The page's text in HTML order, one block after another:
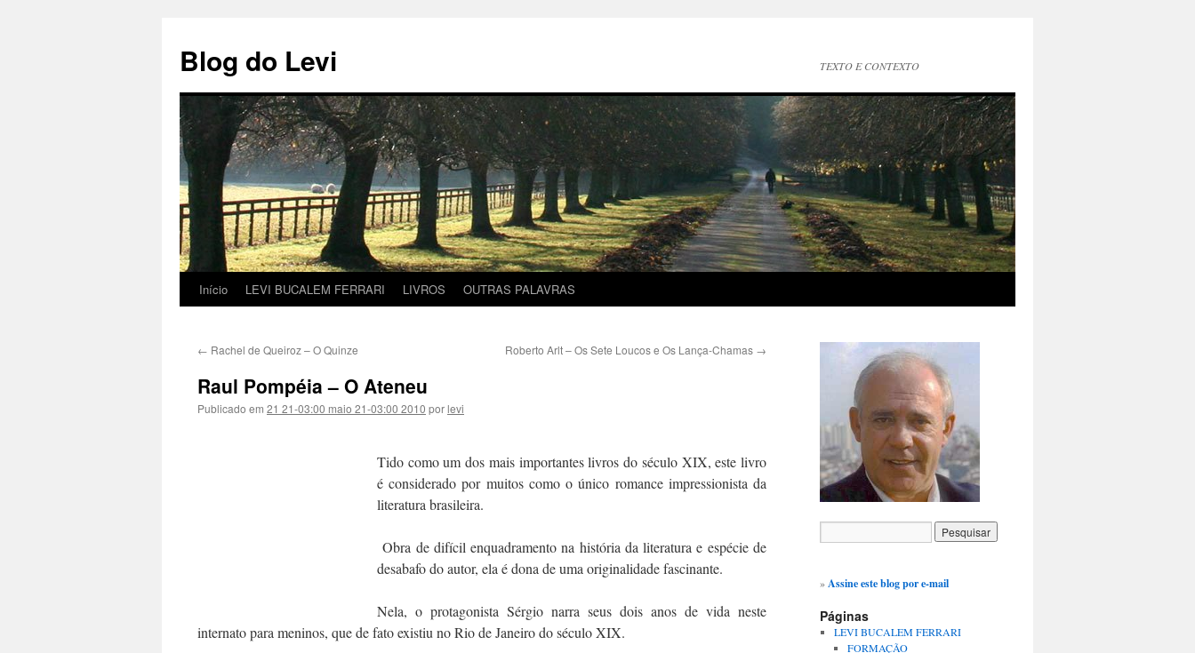
conteúdo
Blog do Levi TEXTO E CONTEXTO
Início LEVI BUCALEM FERRARI LIVROS OUTRAS PALAVRAS
← Rachel de Queiroz – O Quinze Roberto Arlt – Os Sete Loucos e Os Lança-Chamas →
Raul Pompéia – O Ateneu
Publicado em 21 21-03:00 maio 21-03:00 2010 porlevi
Tido como um dos mais importantes livros do século XIX, este livro
é considerado por muitos como o único romance impressionista da
literatura brasileira.
Obra de difícil enquadramento na história da literatura e espécie de
desabafo do autor, ela é dona de uma originalidade fascinante.
Nela, o protagonista Sérgio narra seus dois anos de vida neste
internato para meninos, que de fato existiu no Rio de Janeiro do século XIX.
»Assine este blog por e-mail
Páginas
LEVI BUCALEM FERRARI
FORMAÇÃO